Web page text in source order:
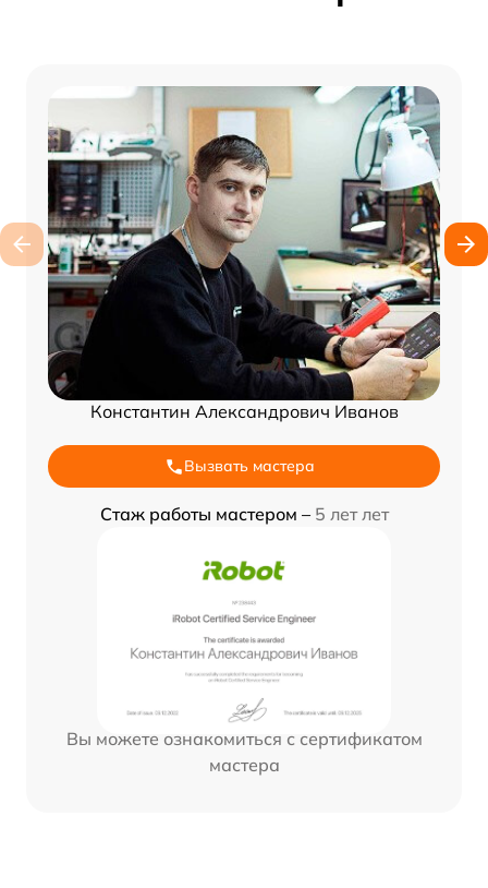
Константин Александрович Иванов
Вызвать мастера
Стаж работы мастером – 5 лет лет
Вы можете ознакомиться с сертификатом
мастера